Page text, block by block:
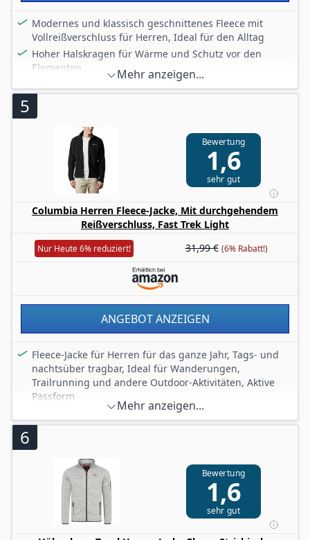
Modernes und klassisch geschnittenes Fleece mit
Vollreißverschluss für Herren, Ideal für den Alltag
Hoher Halskragen für Wärme und Schutz vor den
Elementen
Die Reißverschlusstaschen halten Ihre Hände warm
und können auch dem sicheren Verstauen von
Erhältlich in einer Vielzahl von Farben, Subtiles
Columbia-Logo
Lieferumfang: 1 x Columbia Steens Mountain Full Zip
für Herren 2.0, 100% Polyester MTR-Filament-Fleece,
250g, Farbe: Schwarz, Grill, Größe: M, Art.Nr. 1476671
Mehr anzeigen...
5
Bewertung
1,6
sehr gut
Columbia Herren Fleece-Jacke, Mit durchgehendem
Reißverschluss, Fast Trek Light
Nur Heute 6% reduziert! 31,99 € (6% Rabatt!)
ANGEBOT ANZEIGEN
Fleece-Jacke für Herren für das ganze Jahr, Tags- und
nachtsüber tragbar, Ideal für Wanderungen,
Trailrunning und andere Outdoor-Aktivitäten, Aktive
Passform
Praktischer, durchgehender Reißverschluss, 2
Reißverschlusstaschen für warme Hände und eine
Zusätzlicher Schutz vor Wind und Kälte durch hohen
Kragen und kuschelig-leichtes Fleece-Material
Funktioneller Stil und Wärme in Verbindung mit
anderen Columbia-Produkten
Lieferumfang: 1x Columbia Herren Fleece-Jacke, Mit
durchgehendem Reißverschluss, Fast Trek Light, Farbe:
Mehr anzeigen...
6
Bewertung
1,6
sehr gut